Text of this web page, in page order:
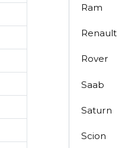
Ram
Renault
Rover
Saab
Saturn
Scion